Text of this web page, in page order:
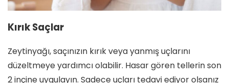
Kırık Saçlar
Zeytinyağı, saçınızın kırık veya yanmış uçlarını
düzeltmeye yardımcı olabilir. Hasar gören tellerin son
2 inçine uygulayın. Sadece uçları tedavi ediyor olsanız